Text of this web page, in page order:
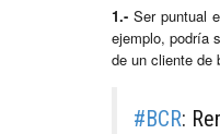
1.- Ser puntual
ejemplo, podría
de un cliente de
#BCR: